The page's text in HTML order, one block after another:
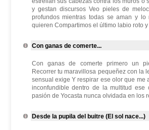
y gestan discursos Veo pieles de
profundos mientras todas se aman y lo
quieren Compartimos el último labio roto y
Con ganas de comerte...
Con ganas de comerte primero un
Recorrer tu maravillosa pequeñez con la
sensual exige Y respirar ese olor que me
inconfundible dentro de la multitud
pasión de Yocasta nunca olvidada en los
Desde la pupila del buitre (El sol nace...)